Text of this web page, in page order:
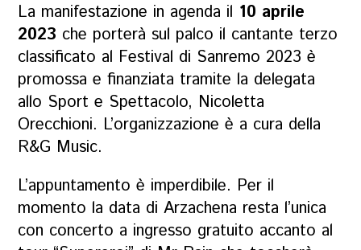
La manifestazione in agenda il 10 aprile
2023 che porterà sul palco il cantante terzo
classificato al Festival di Sanremo 2023 è
promossa e finanziata tramite la delegata
allo Sport e Spettacolo, Nicoletta
Orecchioni. L’organizzazione è a cura della
R&G Music.
L’appuntamento è imperdibile. Per il
momento la data di Arzachena resta l’unica
con concerto a ingresso gratuito accanto al